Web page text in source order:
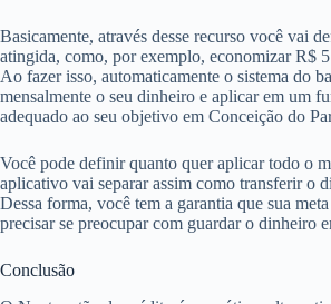
Basicamente, através desse recurso você vai
atingida, como, por exemplo, economizar R$
Ao fazer isso, automaticamente o sistema do
mensalmente o seu dinheiro e aplicar em um
adequado ao seu objetivo em Conceição do
Você pode definir quanto quer aplicar todo o
aplicativo vai separar assim como transferir o
Dessa forma, você tem a garantia que sua
precisar se preocupar com guardar o dinheiro
Conclusão